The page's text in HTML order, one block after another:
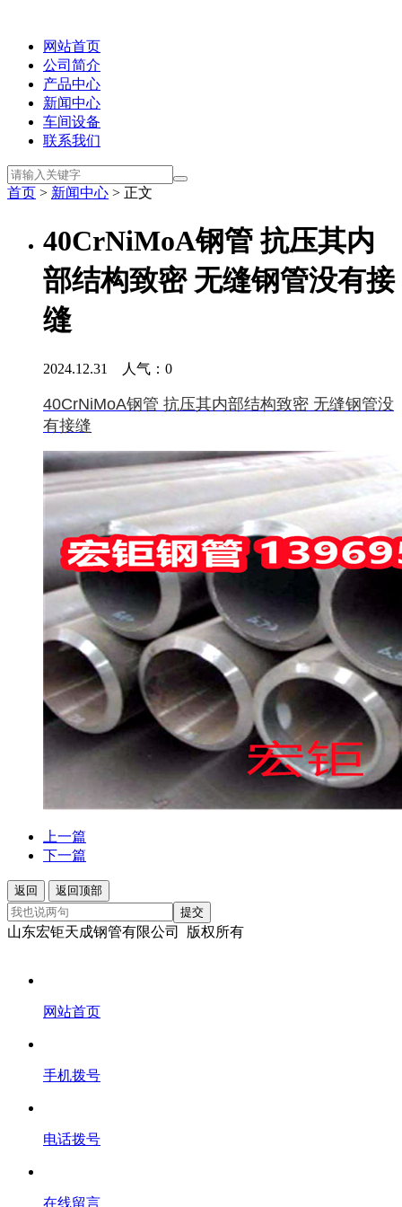
网站首页
公司简介
产品中心
新闻中心
车间设备
联系我们
首页 > 新闻中心 > 正文
40CrNiMoA钢管 抗压其内
部结构致密 无缝钢管没有接
缝
2024.12.31 人气： 0
40CrNiMoA钢管 抗压其内部结构致密 无缝钢管没
有接缝
上一篇
下一篇
返回
返回顶部
提交
山东宏钜天成钢管有限公司 版权所有
网站首页
手机拨号
电话拨号
在线留言